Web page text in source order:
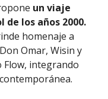
un viaje
los años 2000.
homenaje a
Omar, Wisin y
Flow, integrando